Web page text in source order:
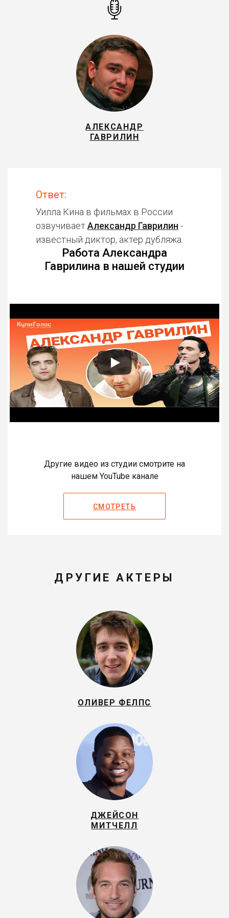
АЛЕКСАНДР
ГАВРИЛИН
Ответ:
Уилла Кина в фильмах в России
озвучиваетАлександр Гаврилин -
известный диктор, актер дубляжа.
Работа Александра
Гаврилина в нашей студии
Другие видео из студии смотрите на
нашем YouTube канале
СМОТРЕТЬ
ДРУГИЕ АКТЕРЫ
ОЛИВЕР ФЕЛПС
ДЖЕЙСОН
МИТЧЕЛЛ